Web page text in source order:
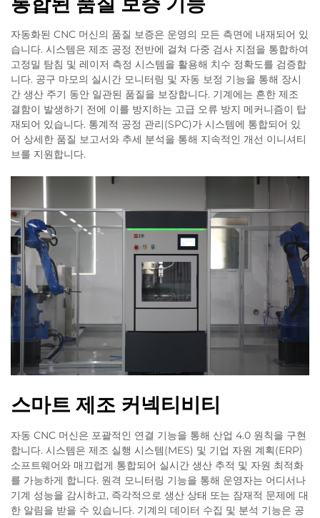
자동화된 CNC 머신의 품질 보증은 운영의 모든 측면에 내재되어 있
습니다. 시스템은 제조 공정 전반에 걸쳐 다중 검사 지점을 통합하여
고정밀 탐침 및 레이저 측정 시스템을 활용해 치수 정확도를 검증합
니다. 공구 마모의 실시간 모니터링 및 자동 보정 기능을 통해 장시
간 생산 주기 동안 일관된 품질을 보장합니다. 기계에는 흔한 제조
결함이 발생하기 전에 이를 방지하는 고급 오류 방지 메커니즘이 탑
재되어 있습니다. 통계적 공정 관리(SPC)가 시스템에 통합되어 있
어 상세한 품질 보고서와 추세 분석을 통해 지속적인 개선 이니셔티
브를 지원합니다.
스마트 제조 커넥티비티
자동 CNC 머신은 포괄적인 연결 기능을 통해 산업 4.0 원칙을 구현
합니다. 시스템은 제조 실행 시스템(MES) 및 기업 자원 계획(ERP)
소프트웨어와 매끄럽게 통합되어 실시간 생산 추적 및 자원 최적화
를 가능하게 합니다. 원격 모니터링 기능을 통해 운영자는 어디서나
기계 성능을 감시하고, 즉각적으로 생산 상태 또는 잠재적 문제에 대
한 알림을 받을 수 있습니다. 기계의 데이터 수집 및 분석 기능은 공